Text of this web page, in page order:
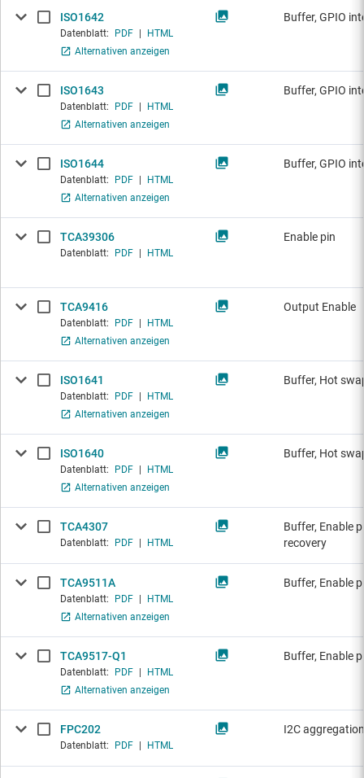
ISO1642
Datenblatt: PDF
HTML
Alternativen anzeigen
Buffer, GPIO
ISO1643
Datenblatt: PDF
HTML
Alternativen anzeigen
Buffer, GPIO
ISO1644
Datenblatt: PDF
HTML
Alternativen anzeigen
Buffer, GPIO
TCA39306
Datenblatt: PDF HTML
Enable pin
TCA9416
Datenblatt: PDF
HTML
Alternativen anzeigen
Output Enable
ISO1641
Datenblatt: PDF
HTML
Alternativen anzeigen
Buffer, Hot
ISO1640
Datenblatt: PDF
HTML
Alternativen anzeigen
Buffer, Hot
TCA4307
Datenblatt: PDF HTML
Buffer, Enable
recovery
TCA9511A
Datenblatt: PDF
HTML
Alternativen anzeigen
Buffer, Enable
TCA9517-Q1
Datenblatt: PDF
HTML
Alternativen anzeigen
Buffer, Enable
FPC202
Datenblatt: PDF HTML
I2C